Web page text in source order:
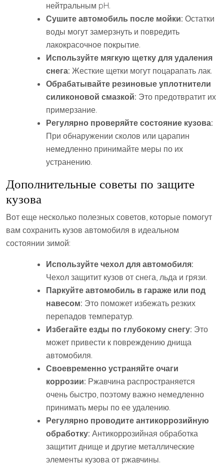
нейтральным pH.
Сушите автомобиль после мойки: Остатки
воды могут замерзнуть и повредить
лакокрасочное покрытие.
Используйте мягкую щетку для удаления
снега: Жесткие щетки могут поцарапать лак.
Обрабатывайте резиновые уплотнители
силиконовой смазкой: Это предотвратит их
примерзание.
Регулярно проверяйте состояние кузова:
При обнаружении сколов или царапин
немедленно принимайте меры по их
устранению.
Дополнительные советы по защите
кузова
Вот еще несколько полезных советов, которые помогут
вам сохранить кузов автомобиля в идеальном
состоянии зимой:
Используйте чехол для автомобиля:
Чехол защитит кузов от снега, льда и грязи.
Паркуйте автомобиль в гараже или под
навесом: Это поможет избежать резких
перепадов температур.
Избегайте езды по глубокому снегу: Это
может привести к повреждению днища
автомобиля.
Своевременно устраняйте очаги
коррозии: Ржавчина распространяется
очень быстро, поэтому важно немедленно
принимать меры по ее удалению.
Регулярно проводите антикоррозийную
обработку: Антикоррозийная обработка
защитит днище и другие металлические
элементы кузова от ржавчины.